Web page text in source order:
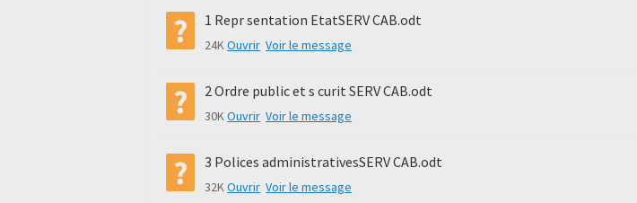
1 Repr sentation EtatSERV CAB.odt
24KOuvrir Voir le message
2 Ordre public et s curit SERV CAB.odt
30KOuvrir Voir le message
3 Polices administrativesSERV CAB.odt
32KOuvrir Voir le message